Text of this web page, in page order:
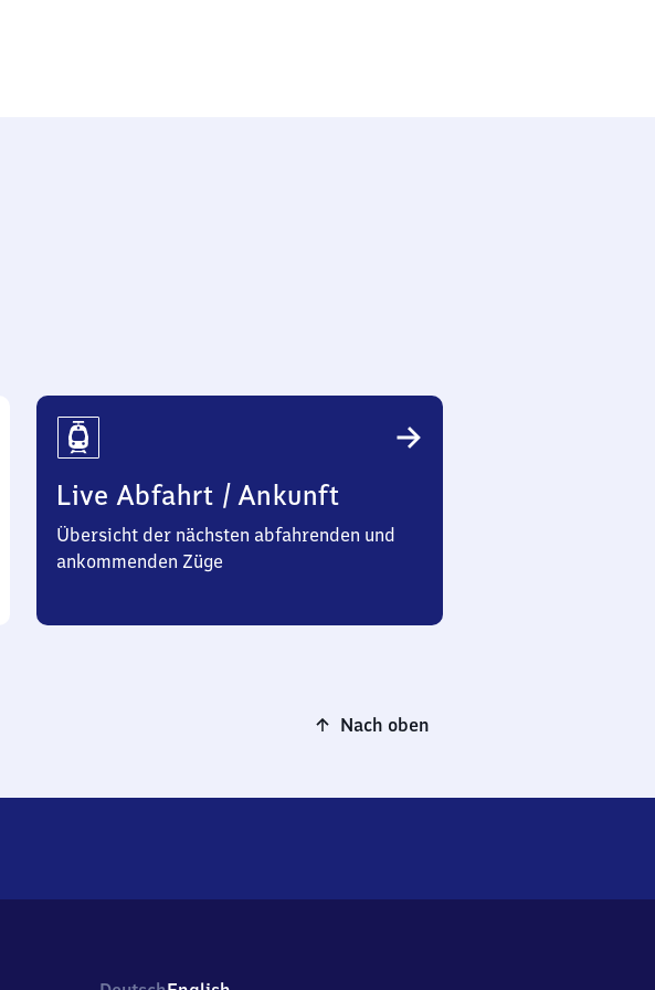
Live Abfahrt / Ankunft
Übersicht der nächsten abfahrenden und
ankommenden Züge
Nach oben